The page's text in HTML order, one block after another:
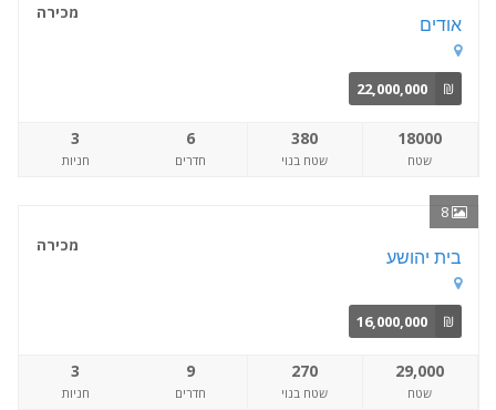
מכירה
אודים
₪
22,000,000
18000
שטח
380
שטח בנוי
6
חדרים
3
חניות
8
מכירה
בית יהושע
₪
16,000,000
29,000
שטח
270
שטח בנוי
9
חדרים
3
חניות